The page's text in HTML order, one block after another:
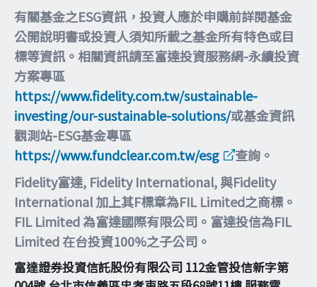
有關基金之ESG資訊，投資人應於申購前詳閱基金
公開說明書或投資人須知所載之基金所有特色或目
標等資訊。相關資訊請至富達投資服務網-永續投資
方案專區
https://www.fidelity.com.tw/sustainable-
investing/our-sustainable-solutions/或基金資訊
觀測站-ESG基金專區
https://www.fundclear.com.tw/esg
查詢。
Fidelity富達, Fidelity International, 與Fidelity
International 加上其F標章為FIL Limited之商標。
FIL Limited 為富達國際有限公司。富達投信為FIL
Limited 在台投資100%之子公司。
富達證券投資信託股份有限公司 112金管投信新字第